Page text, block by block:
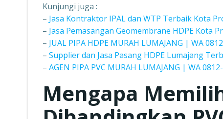
Kunjungi juga :
– Jasa Kontraktor IPAL dan WTP Terbaik Kota
– Jasa Pemasangan Geomembrane HDPE Kota
– JUAL PIPA HDPE MURAH LUMAJANG | WA
– Supplier dan Jasa Pasang HDPE Lumajang
– AGEN PIPA PVC MURAH LUMAJANG | WA
Mengapa